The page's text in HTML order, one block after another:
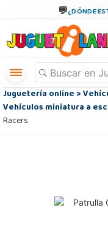
¿DÓNDE
Juguetería online>
Vehículos miniatura a
Racers